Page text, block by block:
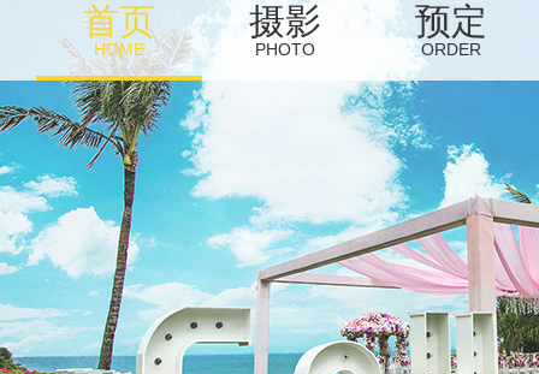
首页
HOME
摄影
PHOTO
预定
ORDER